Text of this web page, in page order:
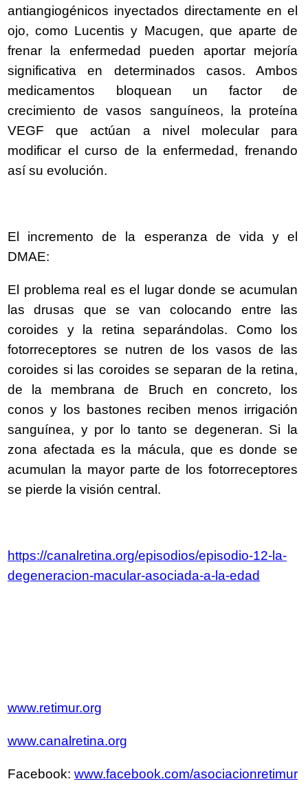
antiangiogénicos inyectados directamente en el
ojo, como Lucentis y Macugen, que aparte de
frenar la enfermedad pueden aportar mejoría
significativa en determinados casos. Ambos
medicamentos bloquean un factor de
crecimiento de vasos sanguíneos, la proteína
VEGF que actúan a nivel molecular para
modificar el curso de la enfermedad, frenando
así su evolución.
El incremento de la esperanza de vida y el
DMAE:
El problema real es el lugar donde se acumulan
las drusas que se van colocando entre las
coroides y la retina separándolas. Como los
fotorreceptores se nutren de los vasos de las
coroides si las coroides se separan de la retina,
de la membrana de Bruch en concreto, los
conos y los bastones reciben menos irrigación
sanguínea, y por lo tanto se degeneran. Si la
zona afectada es la mácula, que es donde se
acumulan la mayor parte de los fotorreceptores
se pierde la visión central.
https://canalretina.org/episodios/episodio-12-la-
degeneracion-macular-asociada-a-la-edad
www.retimur.org
www.canalretina.org
Facebook: www.facebook.com/asociacionretimur